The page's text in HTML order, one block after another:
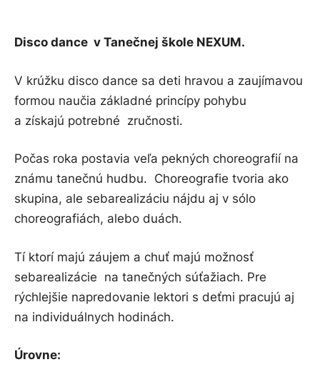
Disco dance v Tanečnej škole NEXUM.
V krúžku disco dance sa deti hravou a zaujímavou
formou naučia základné princípy pohybu
a získajú potrebné zručnosti.
Počas roka postavia veľa pekných choreografií na
známu tanečnú hudbu. Choreografie tvoria ako
skupina, ale sebarealizáciu nájdu aj v sólo
choreografiách, alebo duách.
Tí ktorí majú záujem a chuť majú možnosť
sebarealizácie na tanečných súťažiach. Pre
rýchlejšie napredovanie lektori s deťmi pracujú aj
na individuálnych hodinách.
Úrovne: